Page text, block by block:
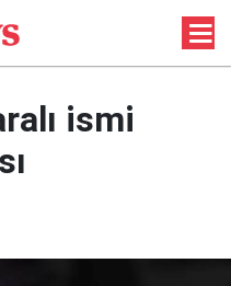
ismi